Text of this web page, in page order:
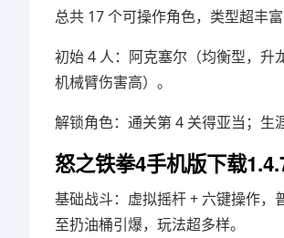
总共 17 个可操作角色，类型超丰富
初始 4 人：阿克塞尔（均衡型，升
机械臂伤害高）。
解锁角色：通关第 4 关得亚当；生
怒之铁拳4手机版下载
基础战斗：虚拟摇杆 + 六键操作
至扔油桶引爆，玩法超多样。